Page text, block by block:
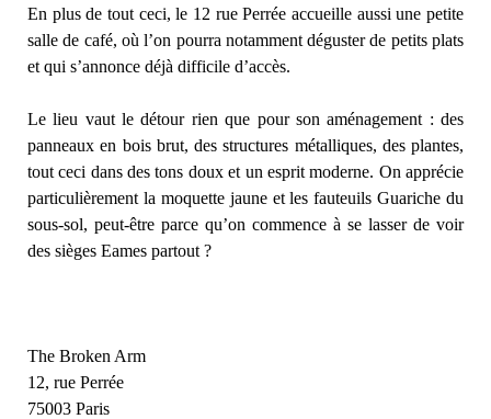
En plus de tout ceci, le 12 rue Perrée accueille aussi une petite
salle de café, où l’on pourra notamment déguster de petits plats
et qui s’annonce déjà difficile d’accès.
Le lieu vaut le détour rien que pour son aménagement : des
panneaux en bois brut, des structures métalliques, des plantes,
tout ceci dans des tons doux et un esprit moderne. On apprécie
particulièrement la moquette jaune et les fauteuils Guariche du
sous-sol, peut-être parce qu’on commence à se lasser de voir
des sièges Eames partout ?
The Broken Arm
12, rue Perrée
75003 Paris